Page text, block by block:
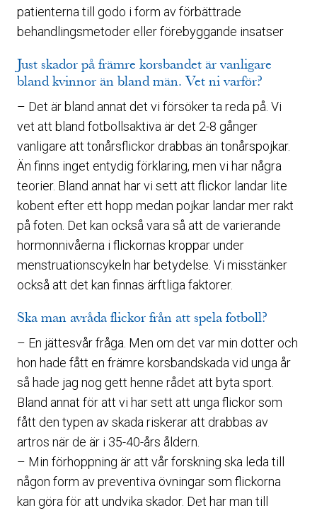
patienterna till godo i form av förbättrade
behandlingsmetoder eller förebyggande insatser
Just skador på främre korsbandet är vanligare
bland kvinnor än bland män. Vet ni varför?
– Det är bland annat det vi försöker ta reda på. Vi
vet att bland fotbollsaktiva är det 2-8 gånger
vanligare att tonårsflickor drabbas än tonårspojkar.
Än finns inget entydig förklaring, men vi har några
teorier. Bland annat har vi sett att flickor landar lite
kobent efter ett hopp medan pojkar landar mer rakt
på foten. Det kan också vara så att de varierande
hormonnivåerna i flickornas kroppar under
menstruationscykeln har betydelse. Vi misstänker
också att det kan finnas ärftliga faktorer.
Ska man avråda flickor från att spela fotboll?
– En jättesvår fråga. Men om det var min dotter och
hon hade fått en främre korsbandskada vid unga år
så hade jag nog gett henne rådet att byta sport.
Bland annat för att vi har sett att unga flickor som
fått den typen av skada riskerar att drabbas av
artros när de är i 35-40-års åldern.
– Min förhoppning är att vår forskning ska leda till
någon form av preventiva övningar som flickorna
kan göra för att undvika skador. Det har man till